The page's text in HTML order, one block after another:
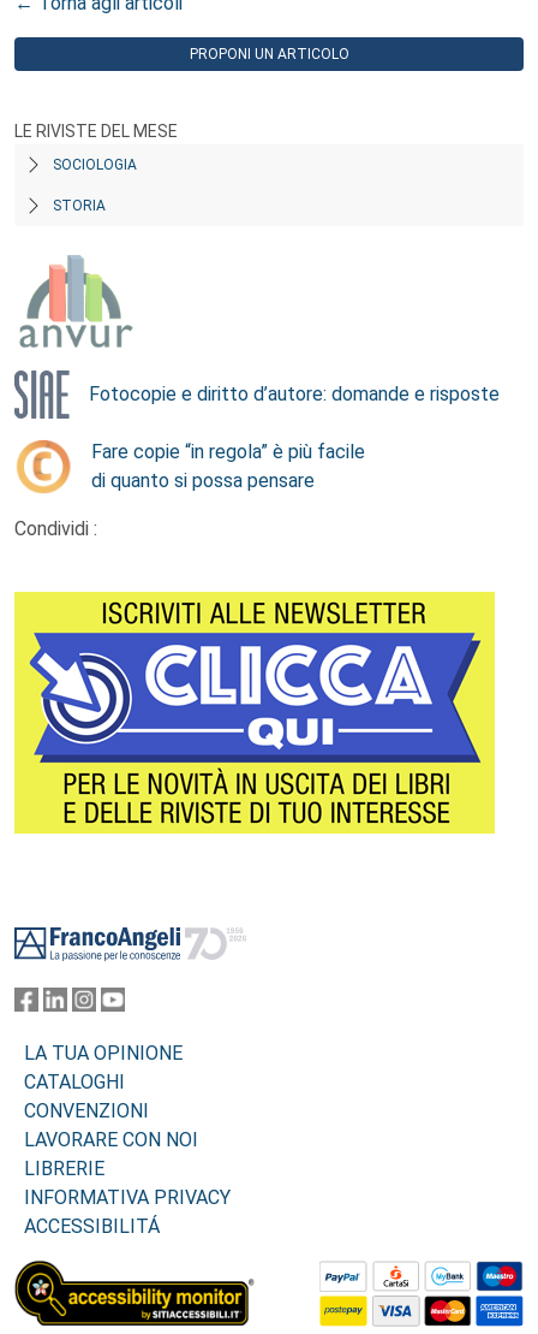
PROPONI UN ARTICOLO
LE RIVISTE DEL MESE
SOCIOLOGIA
STORIA
Fotocopie e diritto d’autore: domande e risposte
Fare copie “in regola” è più facile
di quanto si possa pensare
Condividi :
LA TUA OPINIONE
CATALOGHI
CONVENZIONI
LAVORARE CON NOI
LIBRERIE
INFORMATIVA PRIVACY
ACCESSIBILITÁ